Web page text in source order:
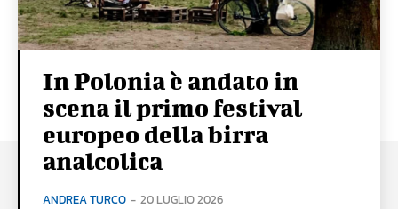
In Polonia è andato in
scena il primo festival
europeo della birra
analcolica
ANDREA TURCO - 20 LUGLIO 2026